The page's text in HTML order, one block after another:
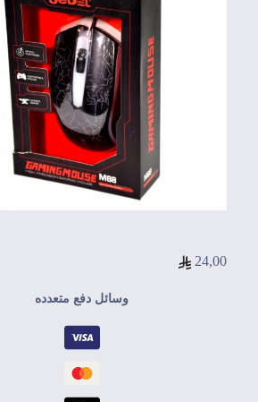
24,00
وسائل دفع متعدده